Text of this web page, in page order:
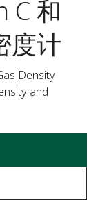
C 和
度计
Density
and